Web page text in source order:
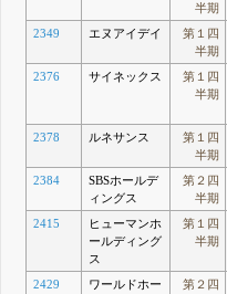
半期
2349 エヌアイデイ
第１四
半期
2376 サイネックス
第１四
半期
2378 ルネサンス
第１四
半期
2384
SBSホールデ
ィングス
第２四
半期
2415
ヒューマンホ
ールディング
ス
第１四
半期
2429
ワールドホー
第２四